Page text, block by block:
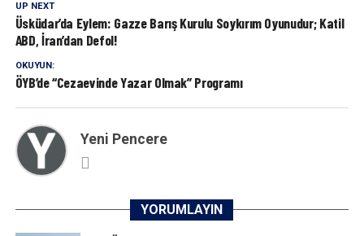
UP NEXT
Üsküdar’da Eylem: Gazze Barış Kurulu Soykırım Oyunudur; Katil
ABD, İran’dan Defol!
OKUYUN:
ÖYB’de “Cezaevinde Yazar Olmak” Programı
Yeni Pencere
YORUMLAYIN